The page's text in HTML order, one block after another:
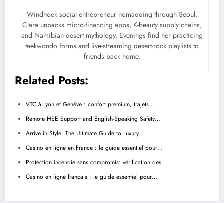
Windhoek social entrepreneur nomadding through Seoul.
Clara unpacks micro-financing apps, K-beauty supply chains,
and Namibian desert mythology. Evenings find her practicing
taekwondo forms and live-streaming desert-rock playlists to
friends back home.
Related Posts:
VTC à Lyon et Genève : confort premium, trajets…
Remote HSE Support and English-Speaking Safety…
Arrive in Style: The Ultimate Guide to Luxury…
Casino en ligne en France : le guide essentiel pour…
Protection incendie sans compromis: vérification des…
Casino en ligne français : le guide essentiel pour…